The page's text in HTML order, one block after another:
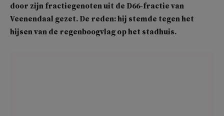
door zijn fractiegenoten uit de D66-fractie van
Veenendaal gezet. De reden: hij stemde tegen het
hijsen van de regenboogvlag op het stadhuis.